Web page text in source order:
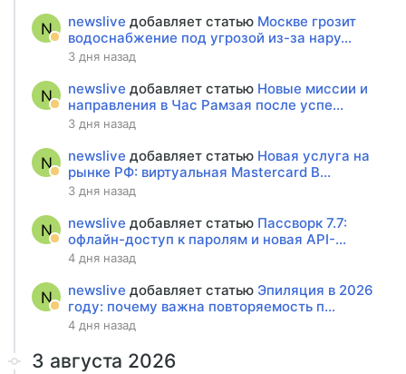
N newslive добавляет статью Москве грозит
водоснабжение под угрозой из-за нару...
3 дня назад
N newslive добавляет статью Новые миссии и
направления в Час Рамзая после успе...
3 дня назад
N newslive добавляет статью Новая услуга на
рынке РФ: виртуальная Mastercard B...
3 дня назад
N newslive добавляет статью Пассворк 7.7:
офлайн-доступ к паролям и новая API-...
4 дня назад
N newslive добавляет статью Эпиляция в 2026
году: почему важна повторяемость п...
4 дня назад
3 августа 2026